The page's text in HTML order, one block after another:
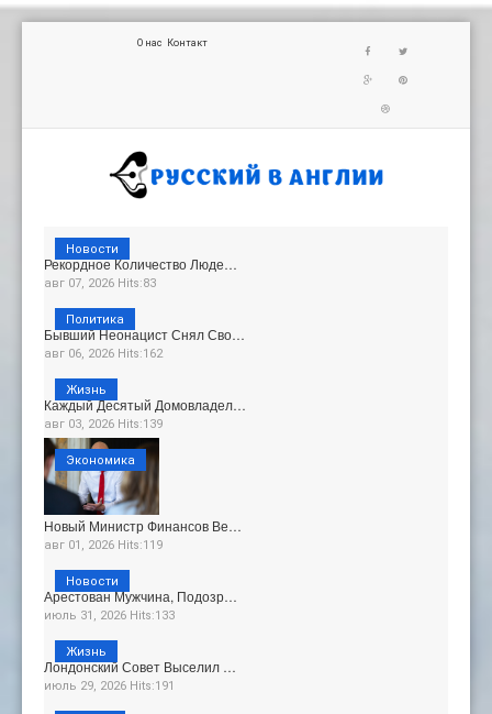
О нас Контакт
Рекордное Количество Люде…
авг 07, 2026 Hits:83
Новости
Бывший Неонацист Снял Сво…
авг 06, 2026 Hits:162
Политика
Каждый Десятый Домовладел…
авг 03, 2026 Hits:139
Жизнь
Новый Министр Финансов Ве…
авг 01, 2026 Hits:119
Экономика
Арестован Мужчина, Подозр…
июль 31, 2026 Hits:133
Новости
Лондонский Совет Выселил …
июль 29, 2026 Hits:191
Жизнь